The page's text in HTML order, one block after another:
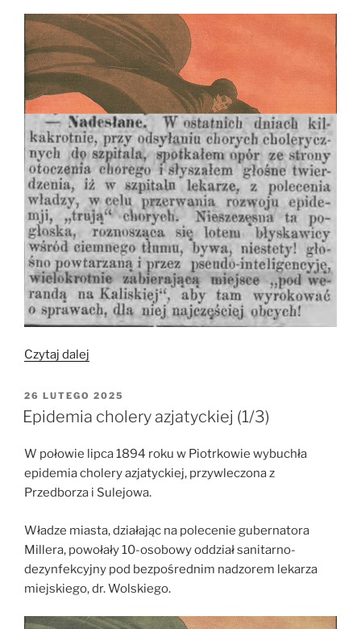
Czytaj dalej
azjatyckiej
(2/3)”
OPUBLIKOWANE
W
26 LUTEGO 2025
Epidemia cholery azjatyckiej (1/3)
W połowie lipca 1894 roku w Piotrkowie wybuchła
epidemia cholery azjatyckiej, przywleczona z
Przedborza i Sulejowa.
Władze miasta, działając na polecenie gubernatora
Millera, powołały 10-osobowy oddział sanitarno-
dezynfekcyjny pod bezpośrednim nadzorem lekarza
miejskiego, dr. Wolskiego.